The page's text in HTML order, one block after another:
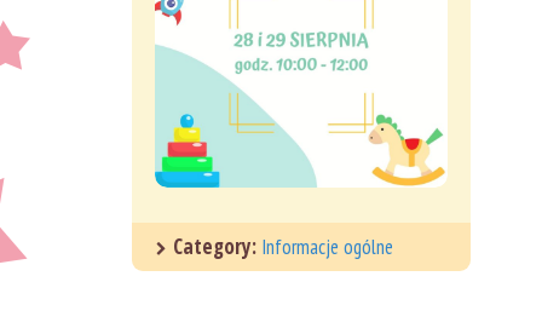
Category: Informacje ogólne